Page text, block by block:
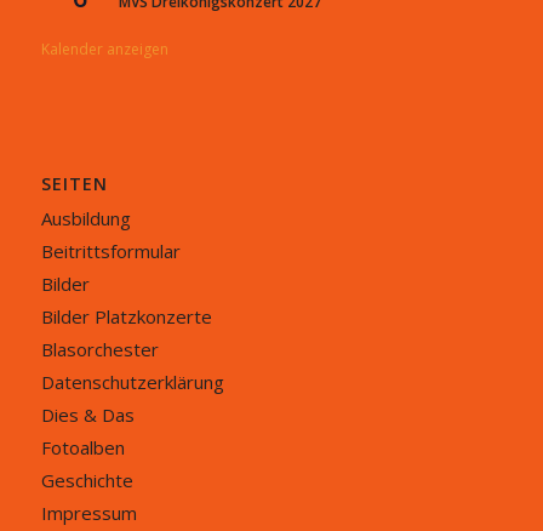
Kalender anzeigen
SEITEN
Ausbildung
Beitrittsformular
Bilder
Bilder Platzkonzerte
Blasorchester
Datenschutzerklärung
Dies & Das
Fotoalben
Geschichte
Impressum